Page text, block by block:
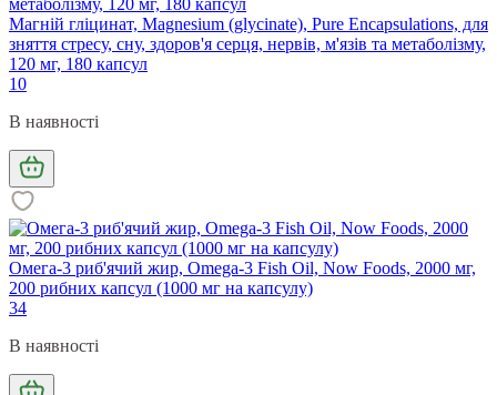
Магній гліцинат, Magnesium (glycinate), Pure Encapsulations, для
зняття стресу, сну, здоров'я серця, нервів, м'язів та метаболізму,
120 мг, 180 капсул
10
В наявності
Омега-3 риб'ячий жир, Omega-3 Fish Oil, Now Foods, 2000 мг,
200 рибних капсул (1000 мг на капсулу)
34
В наявності